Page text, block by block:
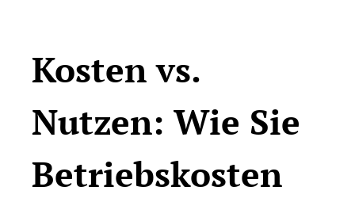
Kosten vs.
Nutzen: Wie Sie
Betriebskosten